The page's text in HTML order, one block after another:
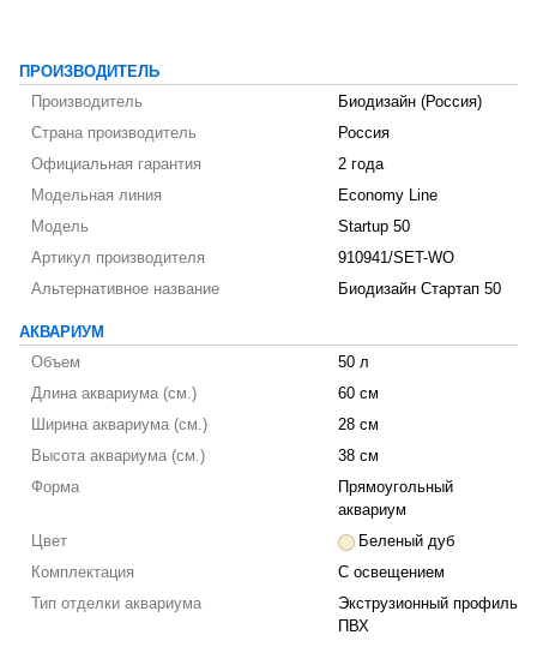
ПРОИЗВОДИТЕЛЬ
Производитель
Биодизайн (Россия)
Страна производитель
Россия
Официальная гарантия
2 года
Модельная линия
Economy Line
Модель
Startup 50
Артикул производителя
910941/SET-WO
Альтернативное название
Биодизайн Стартап 50
АКВАРИУМ
Объем
50 л
Длина аквариума (см.)
60 см
Ширина аквариума (см.)
28 см
Высота аквариума (см.)
38 см
Форма
Прямоугольный
аквариум
Цвет
Беленый дуб
Комплектация
С освещением
Тип отделки аквариума
Экструзионный профиль
ПВХ